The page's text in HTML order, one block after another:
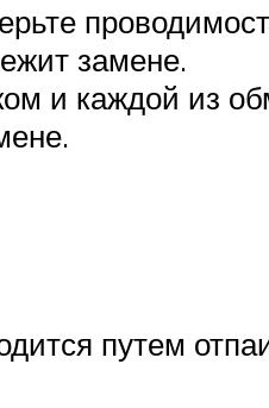
замене.
и каждой из
путем